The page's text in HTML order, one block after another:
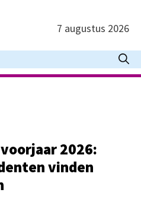
7 augustus 2026
2026:
vinden